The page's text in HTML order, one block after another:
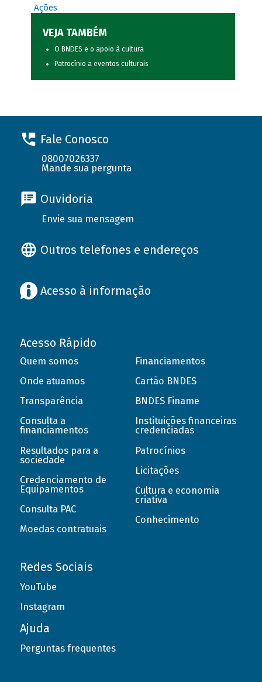
Ações
VEJA TAMBÉM
O BNDES e o apoio à cultura
Patrocínio a eventos culturais
Fale Conosco
08007026337
Mande sua pergunta
Ouvidoria
Envie sua mensagem
Outros telefones e endereços
Acesso à informação
Acesso Rápido
Quem somos
Onde atuamos
Transparência
Consulta a
financiamentos
Resultados para a
sociedade
Credenciamento de
Equipamentos
Consulta PAC
Moedas contratuais
Financiamentos
Cartão BNDES
BNDES Finame
Instituições financeiras
credenciadas
Patrocínios
Licitações
Cultura e economia
criativa
Conhecimento
Redes Sociais
YouTube
Instagram
Ajuda
Perguntas frequentes